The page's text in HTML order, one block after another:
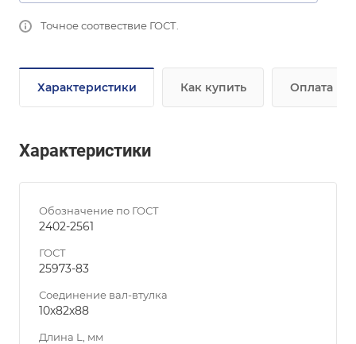
Точное соотвествие ГОСТ.
Характеристики Как купить Оплата
Характеристики
Обозначение по ГОСТ
2402-2561
ГОСТ
25973-83
Соединение вал-втулка
10х82х88
Длина L, мм